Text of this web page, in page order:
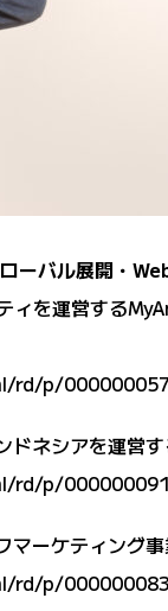
バル展開・
ィを運営する
p/
ドネシアを運
p/
マーケティング
p/